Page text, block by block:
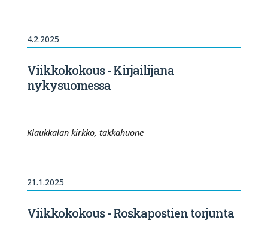
4.2.2025
Viikkokokous - Kirjailijana
nykysuomessa
Klaukkalan kirkko, takkahuone
21.1.2025
Viikkokokous - Roskapostien torjunta